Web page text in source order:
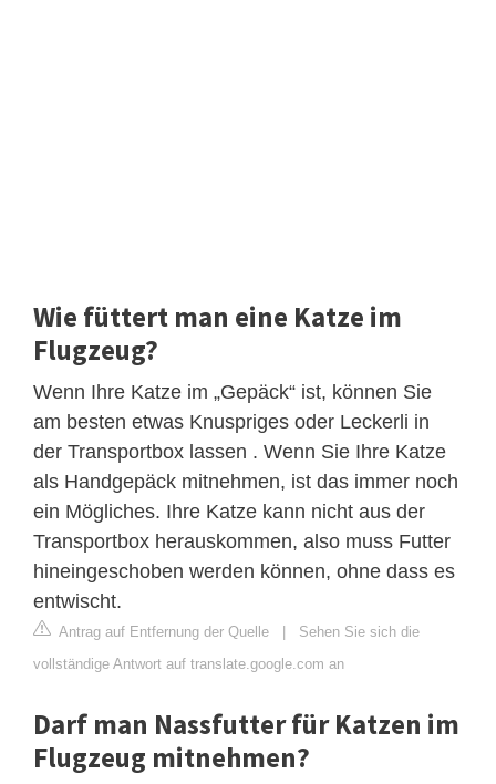
Wie füttert man eine Katze im
Flugzeug?
Wenn Ihre Katze im „Gepäck“ ist, können Sie
am besten etwas Knuspriges oder Leckerli in
der Transportbox lassen . Wenn Sie Ihre Katze
als Handgepäck mitnehmen, ist das immer noch
ein Mögliches. Ihre Katze kann nicht aus der
Transportbox herauskommen, also muss Futter
hineingeschoben werden können, ohne dass es
entwischt.
Antrag auf Entfernung der Quelle | Sehen Sie sich die
vollständige Antwort auf translate.google.com an
Darf man Nassfutter für Katzen im
Flugzeug mitnehmen?